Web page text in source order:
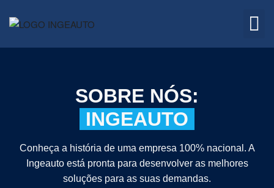
SOBRE NÓS:
INGEAUTO
Conheça a história de uma empresa 100% nacional. A
Ingeauto está pronta para desenvolver as melhores
soluções para as suas demandas.